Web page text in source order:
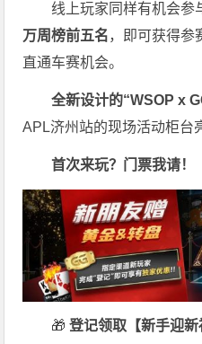
线上玩家同样有机会参
万周榜前五名，即可获得参
直通车赛机会。
全新设计的“WSOP x
APL济州站的现场活动柜台
首次来玩？门票我请！
🎁 登记领取【新手迎新